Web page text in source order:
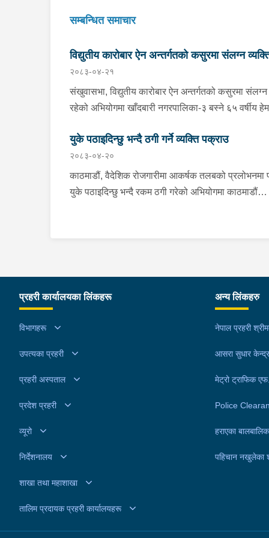
सम्बन्धित समाचार
विद्युतीय कारोबार ऐन अन्तर्गतको कसुरमा संलग्न
पक्राउ
२०८३-०४-२१
संखुवासभा, विद्युतीय कारोबार ऐन अन्तर्गतको कसुरमा संलग्न
रहेको अभियोगमा खाँदबारी नगरपालिका-३ बस्ने ६५ वर्षीय
संलग्न रहेका उनलाई जिल्ला प्रहरी कार्यालय संखुवासभाबाट
खटिएको प्रहरीले खाँदबारी नगरपालिका-१ बाट पक्राउ गरेको
। उनी उपर जिल्ला अदालत संखुवासभाबाट म्याद थप
लिई यस सम्बन्धमा प्रहरीले आवश्यक अनुसन्धान गरिरहेको छ
युके पठाइदिन्छु भन्दै ठगी गर्ने व्यक्ति पक्राउ
२०८३-०४-२०
काठमाडौं, वैदेशिक रोजगारीमा आकर्षक तलबको प्रलोभनमा
युके पठाइदिन्छु भन्दै रकम ठगी गरेको अभियोगमा काठमाडौं
टेकुबाट खटिएको प्रहरीले उनलाई काठमाडौं
महानगरपालिका-३१ बाट पक्राउ गरेको हो । उनलाई
अनुसन्धान तथा कारबाहीको लागि वैदेशीक रोजगार विभाग
प्रहरी कार्यालयका लिंकहरू
विभागहरू
उपत्यका प्रहरी
प्रहरी अस्पताल
प्रदेश प्रहरी
व्यूरो
निर्देशनालय
शाखा तथा महाशाखा
तालिम प्रदायक प्रहरी कार्यालयहरू
अन्य लिंकहरु
नेपाल प्रहरी
आसरा सुधार केन्द्र
मेट्रो ट्राफिक
Police
हराएका
पहिचान नखुलेका